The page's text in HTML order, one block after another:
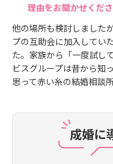
理由をお聞かせくださ
他の場所も検討しました
プの互助会に加入してい
た。家族から「一度試し
ビスグループは昔から知
思って赤い糸の結婚相談
成婚に